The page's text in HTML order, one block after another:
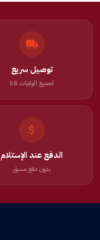
توصيل سريع
لجميع الولايات 58
الدفع عند الإستلام
بدون دفع مسبق